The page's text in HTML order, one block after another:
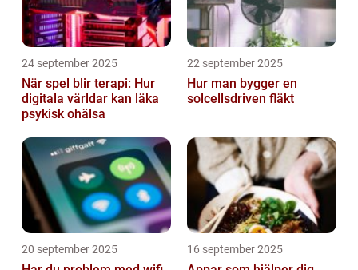
24 september 2025
När spel blir terapi: Hur
digitala världar kan läka
psykisk ohälsa
22 september 2025
Hur man bygger en
solcellsdriven fläkt
20 september 2025 16 september 2025